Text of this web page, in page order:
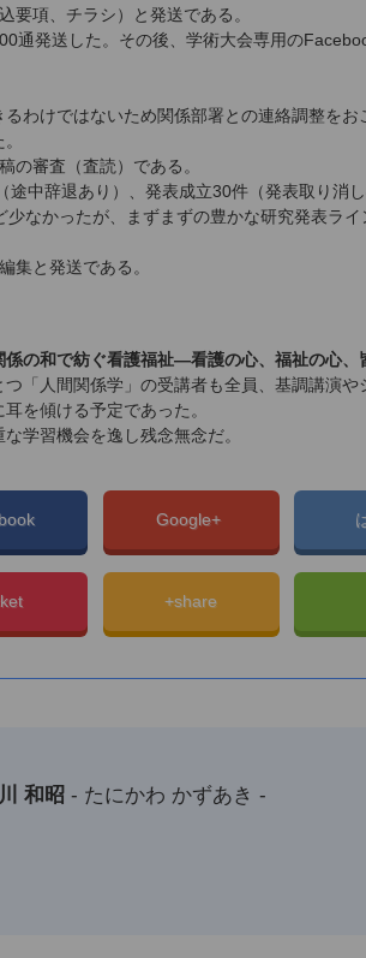
要項、チラシ）と発送である。
通発送した。その後、学術大会専用の
わけではないため関係部署との連絡調整をお
の審査（査読）である。
中辞退あり）、発表成立30件（発表取り消
なかったが、まずまずの豊かな研究発表ライ
集と発送である。
係の和で紡ぐ看護福祉―看護の心、福祉の心、
「人間関係学」の受講者も全員、基調講演や
を傾ける予定であった。
学習機会を逸し残念無念だ。
Google+
+share
和昭- たにかわ かずあき -